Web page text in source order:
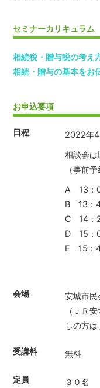
セミナーカリキュラム
相続税・贈与税の考え
相続・贈与の基本をお
お申込要項
日程
2022年4
相談会は
（事前予
A 13：
B 13：
C 14：
D 15：
E 15：
会場
安城市民
（ＪＲ
しの方
受講料 無料
定員 ３０名